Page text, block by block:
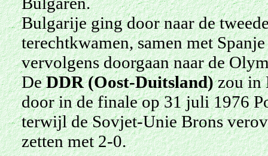
Bulgarije ging door naar de
terechtkwamen, samen met
vervolgens doorgaan naar de
DeDDR (Oost-Duitsland)zou in
door in de finale op 31 juli 1976
terwijl de Sovjet-Unie Brons
zetten met 2-0.